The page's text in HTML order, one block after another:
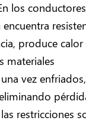
los conductores
produce
materiales
vez
restricciones